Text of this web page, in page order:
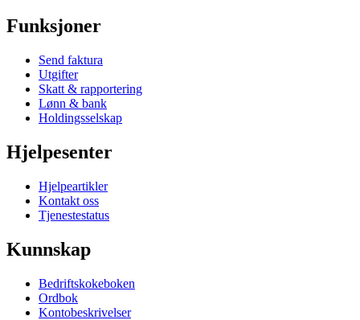
Funksjoner
Send faktura
Utgifter
Skatt & rapportering
Lønn & bank
Holdingsselskap
Hjelpesenter
Hjelpeartikler
Kontakt oss
Tjenestestatus
Kunnskap
Bedriftskokeboken
Ordbok
Kontobeskrivelser